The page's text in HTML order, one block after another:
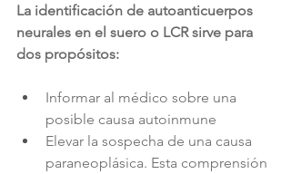
La identificación de autoanticuerpos
neurales en el suero o LCR sirve para
dos propósitos:
Informar al médico sobre una
posible causa autoinmune
Elevar la sospecha de una causa
paraneoplásica. Esta comprensión